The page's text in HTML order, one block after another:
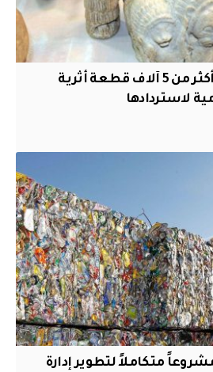
بعد 2003.. تهريب أكثر من 5 آلاف قطعة أثرية
لاستردادها
متكاملاً لتطوير إدارة